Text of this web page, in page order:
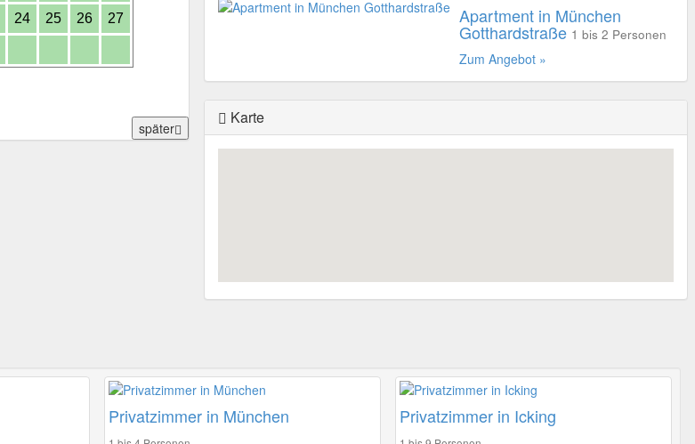
Apartment in München
Gotthardstraße 1 bis 2 Personen
Zum Angebot »
Karte
24 25 26 27
später
Privatzimmer in München Privatzimmer in Icking